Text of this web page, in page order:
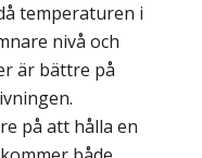
temperaturen i
nivå och
är bättre på
på att hålla en